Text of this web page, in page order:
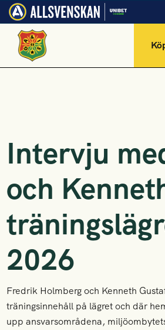
Intervju
och
2026
Fredrik Holmberg och Kenneth
träningsinnehåll på lägret och där
upp ansvarsområdena,